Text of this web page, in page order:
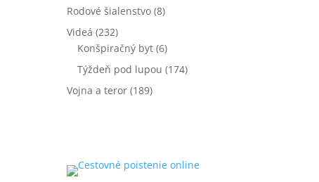
Rodové šialenstvo (8)
Videá (232)
Konšpiračný byt (6)
Týždeň pod lupou (174)
Vojna a teror (189)